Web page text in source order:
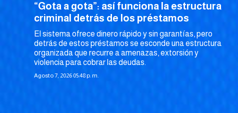
“Gota a gota”: así funciona la estructura
criminal detrás de los préstamos
El sistema ofrece dinero rápido y sin garantías, pero
detrás de estos préstamos se esconde una estructura
organizada que recurre a amenazas, extorsión y
violencia para cobrar las deudas.
Agosto 7, 2026 05:48 p. m.